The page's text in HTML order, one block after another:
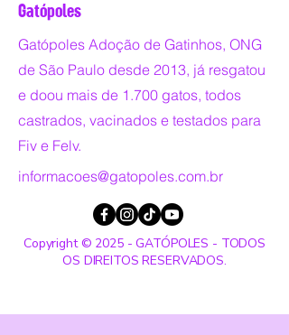
Gatópoles
Gatópoles Adoção de Gatinhos, ONG
de São Paulo desde 2013, já resgatou
e doou mais de 1.700 gatos, todos
castrados, vacinados e testados para
Fiv e Felv.
informacoes@gatopoles.com.br
Copyright © 2025 - GATÓPOLES - TODOS
OS DIREITOS RESERVADOS.